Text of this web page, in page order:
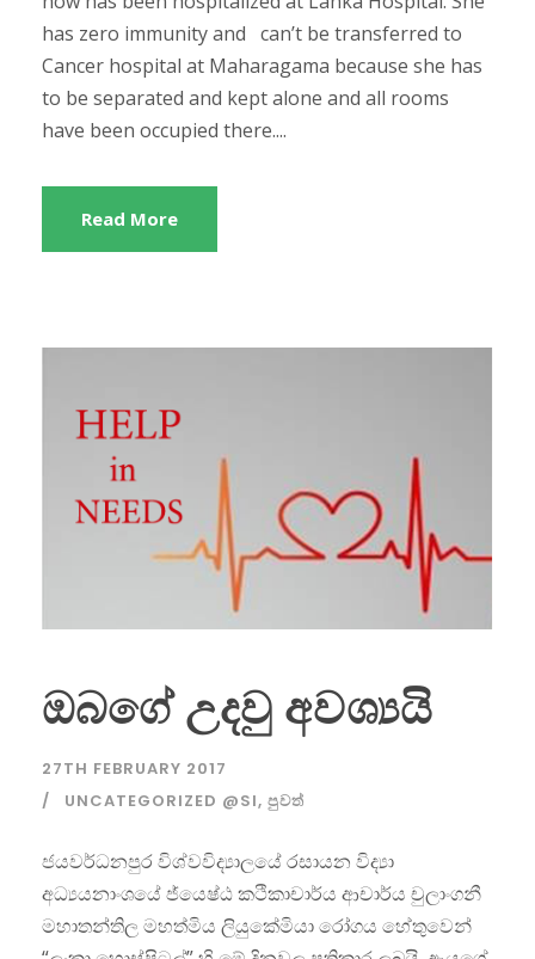
has zero immunity and can’t be transferred to
Cancer hospital at Maharagama because she has
to be separated and kept alone and all rooms
have been occupied there....
Read More
ඔබගේ උදවු අවශ්‍යයි
27TH FEBRUARY 2017
UNCATEGORIZED @SI, පුවත්
ජයවර්ධනපුර විශ්වවිද්‍යාලයේ රසායන විද්‍යා
අධ්‍යයනාංශයේ ජ්යෙෂ්ඨ කථිකාචාර්ය ආචාර්ය චුලාංගනී
මහාතන්තිල මහත්මිය ලියුකේමියා රෝගය හේතුවෙන්